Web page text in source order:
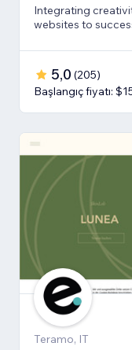
Integrating
websites to
5,0 (205)
Başlangıç fiyatı:
Teramo, IT